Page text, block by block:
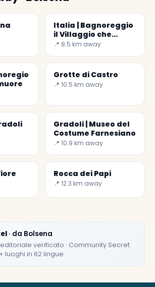
Italia | Bagnoreggio
il Villaggio che
muore
📍 8.5 km away
Grotte di Castro
📍 10.5 km away
Gradoli | Museo del
Costume Farnesiano
📍 10.9 km away
Rocca dei Papi
📍 12.3 km away
· da Bolsena
verificato · Community Secret
luoghi in 62 lingue